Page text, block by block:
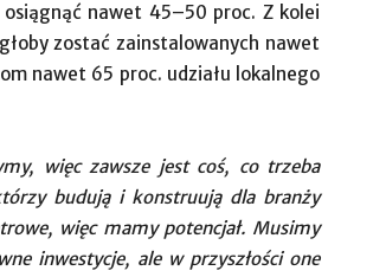
nawet 45–50 proc. Z kolei
zostać zainstalowanych nawet
nawet 65 proc. udziału lokalnego
więc zawsze jest coś, co trzeba
budują i konstruują dla branży
więc mamy potencjał. Musimy
inwestycje, ale w przyszłości one